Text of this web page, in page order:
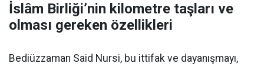
İslâm Birliği’nin kilometre taşları ve
olması gereken özellikleri
Bediüzzaman Said Nursi, bu ittifak ve dayanışmayı,